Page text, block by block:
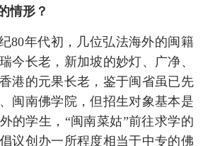
情形？
80年代初，几位弘法海外的闽籍
今长老，新加坡的妙灯、广净、
港的元果长老，鉴于闽省虽已先
闽南佛学院，但招生对象基本是
的学生，“闽南菜姑”前往求学的
议创办一所程度相当于中专的佛